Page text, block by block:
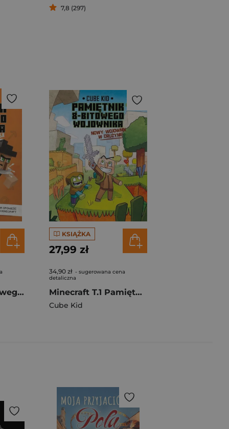
7,8 (297)
Pamiętnik 8-bitowego wojownika: Tryb Misji
KSIĄŻKA
27,99 zł
34,90 zł - sugerowana cena
detaliczna
Minecraft T.1 Pamiętnik 8-bitowego wojownika Nowy
Cube Kid